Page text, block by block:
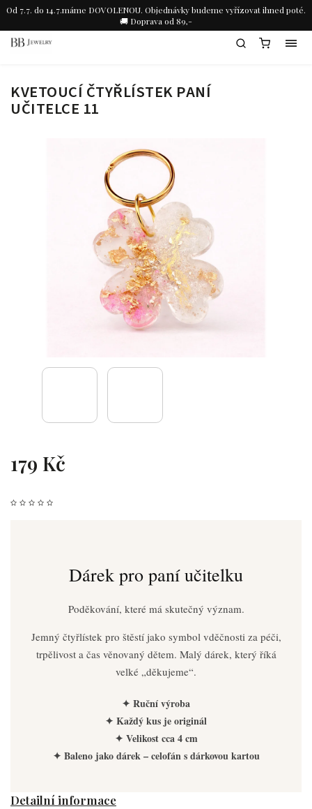
Od 7.7. do 14.7.máme DOVOLENOU. Objednávky budeme vyřízovat ihned poté.
🚚 Doprava od 89,-
KVETOUCÍ ČTYŘLÍSTEK PANÍ
UČITELCE 11
179 Kč
Dárek pro paní učitelku
Poděkování, které má skutečný význam.
Jemný čtyřlístek pro štěstí jako symbol vděčnosti za péči,
trpělivost a čas věnovaný dětem. Malý dárek, který říká
velké „děkujeme“.
✦ Ruční výroba
✦ Každý kus je originál
✦ Velikost cca 4 cm
✦ Baleno jako dárek – celofán s dárkovou kartou
Detailní informace